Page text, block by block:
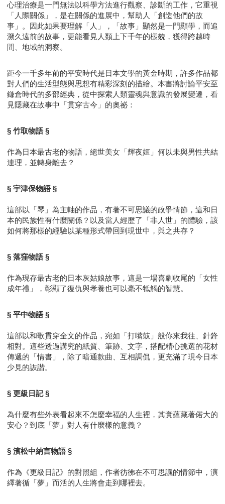
心理治療是一門無法以科學方法進行觀察、診斷的工作，它重視
「人際關係」，是在關係的進展中，幫助人「創造他們的故
事」。因此如果要理解「人」，「故事」顯然是一門顯學，而追
溯久遠前的故事，更能看見人類上下千年的樣貌，獲得跨越時
間、地域的洞察。
距今一千多年前的平安時代是日本文學的黃金時期，許多作品都
對人們的生活型態與思想有精彩深刻的描繪。本書將討論平安至
鎌倉時代的多部經典，從中探索人類靈魂與意識的發展變遷，看
見隱藏在故事中「貫穿古今」的奧祕：
§ 竹取物語 §
作為日本最古老的物語，絕世美女「輝夜姬」何以未與男性共結
連理，並轉身離去？
§ 宇津保物語 §
這部以「琴」為主軸的作品，有著不可思議的政爭情節，這和日
本的民族性有什麼關係？以及當人經歷了「非人世」的體驗，該
如何將那樣的經驗以某種形式帶回到現世中，與之共存？
§ 落窪物語 §
作為現存最古老的日本灰姑娘故事，這是一場喜劇收尾的「女性
成年禮」，彰顯了復仇與孝養也可以毫不牴觸的智慧。
§ 平中物語 §
這部以和歌貫穿全文的作品，宛如「打嘴鼓」般你來我往、針鋒
相對。這些透過講究的紙質、筆跡、文字，搭配精心挑選的花材
傳遞的「情書」，除了暗通款曲、互相調侃，更充滿了現今日本
少見的詼諧。
§ 更級日記 §
為什麼有些外表看起來不怎麼幸福的人生裡，其實蘊藏著偌大的
安心？到底「夢」對人有什麼樣的意義？
§ 濱松中納言物語 §
作為《更級日記》的對照組，作者彷彿在不可思議的情節中，演
繹著循「夢」而活的人生將會走到哪裡去。